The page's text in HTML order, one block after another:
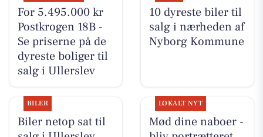
For 5.495.000 kr
Postkrogen 18B -
Se priserne på de
dyreste boliger til
salg i Ullerslev
10 dyreste biler til
salg i nærheden af
Nyborg Kommune
BILER
Biler netop sat til
LOKALT NYT
Mød dine naboer -